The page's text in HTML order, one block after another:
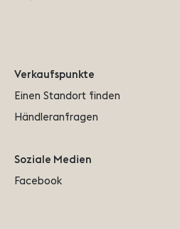
Verkaufspunkte
Einen Standort finden
Händleranfragen
Soziale Medien
Facebook